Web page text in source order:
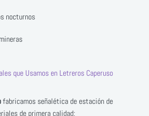
nocturnos
que Usamos en Letreros Caperuso
fabricamos señalética de estación de
de primera calidad: